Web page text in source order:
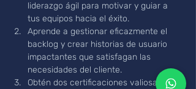
liderazgo ágil para motivar y guiar a
tus equipos hacia el éxito.
Aprende a gestionar eficazmente el
backlog y crear historias de usuario
impactantes que satisfagan las
necesidades del cliente.
Obtén dos certificaciones valiosas en